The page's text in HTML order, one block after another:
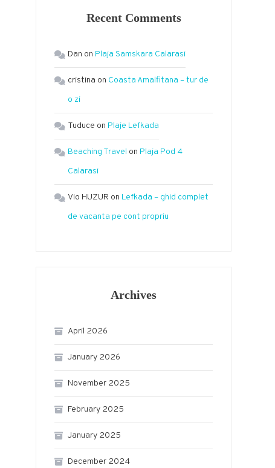
Recent Comments
Dan on Plaja Samskara Calarasi
cristina on Coasta Amalfitana – tur de
o zi
Tuduce on Plaje Lefkada
Beaching Travel on Plaja Pod 4
Calarasi
Vio HUZUR on Lefkada – ghid complet
de vacanta pe cont propriu
Archives
April 2026
January 2026
November 2025
February 2025
January 2025
December 2024